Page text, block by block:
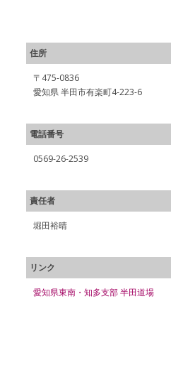
住所
〒475-0836
愛知県 半田市有楽町4-223-6
電話番号
0569-26-2539
責任者
堀田裕晴
リンク
愛知県東南・知多支部 半田道場